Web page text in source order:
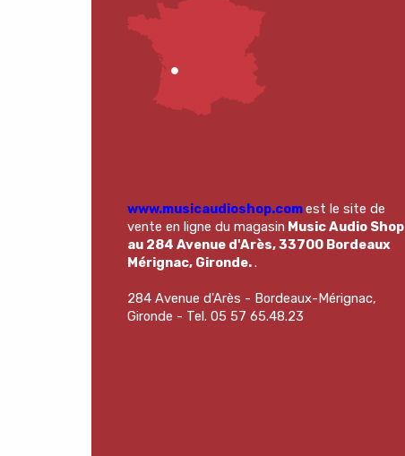
www.musicaudioshop.comest le site de
vente en ligne du magasin Music Audio Shop
au 284 Avenue d'Arès, 33700 Bordeaux
Mérignac, Gironde..
284 Avenue d'Arès - Bordeaux-Mérignac,
Gironde - Tel. 05 57 65.48.23